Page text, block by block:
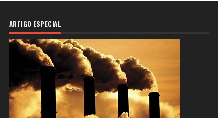
ARTIGO ESPECIAL